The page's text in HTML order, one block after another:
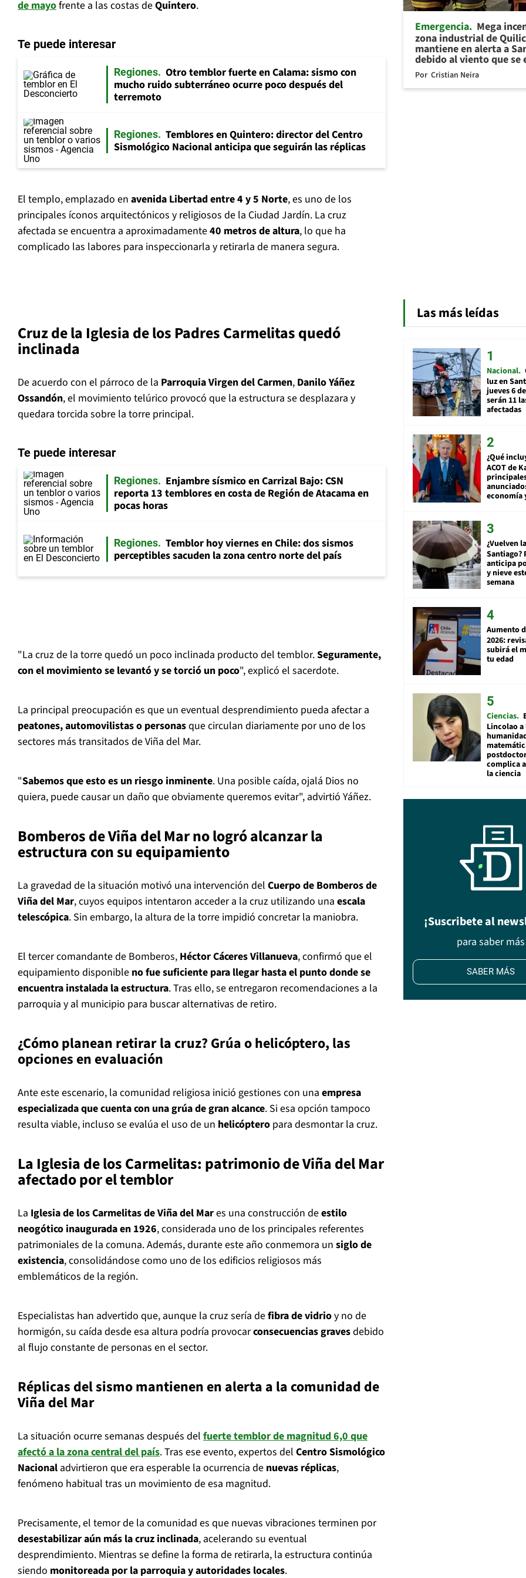
de mayofrente a las costas deQuintero.
Te puede interesar
Regiones
Otro temblor fuerte en Calama: sismo con
mucho ruido subterráneo ocurre poco después del
terremoto
Regiones
Temblores en Quintero: director del Centro
Sismológico Nacional anticipa que seguirán las réplicas
El templo, emplazado en avenida Libertad entre 4 y 5 Norte, es uno de los
principales íconos arquitectónicos y religiosos de la Ciudad Jardín. La cruz
afectada se encuentra a aproximadamente40 metros de altura, lo que ha
complicado las labores para inspeccionarla y retirarla de manera segura.
Cruz de la Iglesia de los Padres Carmelitas quedó
inclinada
De acuerdo con el párroco de la Parroquia Virgen del Carmen, Danilo Yáñez
Ossandón, el movimiento telúrico provocó que la estructura se desplazara y
quedara torcida sobre la torre principal.
Te puede interesar
Regiones
Enjambre sísmico en Carrizal Bajo: CSN
reporta 13 temblores en costa de Región de Atacama en
pocas horas
Regiones
Temblor hoy viernes en Chile: dos sismos
perceptibles sacuden la zona centro norte del país
"La cruz de la torre quedó un poco inclinada producto del temblor.Seguramente,
con el movimiento se levantó y se torció un poco", explicó el sacerdote.
La principal preocupación es que un eventual desprendimiento pueda afectar a
peatones, automovilistas o personasque circulan diariamente por uno de los
sectores más transitados de Viña del Mar.
"Sabemos que esto es un riesgo inminente. Una posible caída, ojalá Dios no
quiera, puede causar un daño que obviamente queremos evitar", advirtió Yáñez.
Bomberos de Viña del Mar no logró alcanzar la
estructura con su equipamiento
La gravedad de la situación motivó una intervención del Cuerpo de Bomberos de
Viña del Mar, cuyos equipos intentaron acceder a la cruz utilizando una escala
telescópica. Sin embargo, la altura de la torre impidió concretar la maniobra.
El tercer comandante de Bomberos, Héctor Cáceres Villanueva, confirmó que el
equipamiento disponible no fue suficiente para llegar hasta el punto donde se
encuentra instalada la estructura. Tras ello, se entregaron recomendaciones a la
parroquia y al municipio para buscar alternativas de retiro.
¿Cómo planean retirar la cruz? Grúa o helicóptero, las
opciones en evaluación
Ante este escenario, la comunidad religiosa inició gestiones con una empresa
especializada que cuenta con una grúa de gran alcance. Si esa opción tampoco
resulta viable, incluso se evalúa el uso de un helicóptero para desmontar la cruz.
La Iglesia de los Carmelitas: patrimonio de Viña del Mar
afectado por el temblor
La Iglesia de los Carmelitas de Viña del Mares una construcción deestilo
neogótico inaugurada en 1926, considerada uno de los principales referentes
patrimoniales de la comuna. Además, durante este año conmemora un siglo de
existencia, consolidándose como uno de los edificios religiosos más
emblemáticos de la región.
Especialistas han advertido que, aunque la cruz sería defibra de vidrioy no de
hormigón, su caída desde esa altura podría provocarconsecuencias gravesdebido
al flujo constante de personas en el sector.
Réplicas del sismo mantienen en alerta a la comunidad de
Viña del Mar
La situación ocurre semanas después del fuerte temblor de magnitud 6,0 que
afectó a la zona central del país. Tras ese evento, expertos del Centro Sismológico
Nacional advirtieron que era esperable la ocurrencia de nuevas réplicas,
fenómeno habitual tras un movimiento de esa magnitud.
Precisamente, el temor de la comunidad es que nuevas vibraciones terminen por
desestabilizar aún más la cruz inclinada, acelerando su eventual
desprendimiento. Mientras se define la forma de retirarla, la estructura continúa
siendo monitoreada por la parroquia y autoridades locales.
Emergencia Mega
zona industrial de
mantiene en alerta a
debido al viento que se
Por Cristian Neira
Las más leídas
Nacional
luz en
jueves 6
serán 11
afectadas
¿Qué
ACOT de
economía
¿Vuelven
Santiago?
anticipa
y nieve
semana
Aumento
2026:
subirá el
tu edad
Ciencias
Lincolao a
complica
la ciencia
¡Suscribete al
para saber más
SABER MÁS